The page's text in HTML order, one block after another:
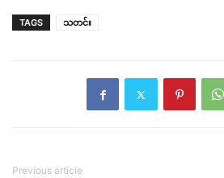
TAGS သတင်း
Previous article